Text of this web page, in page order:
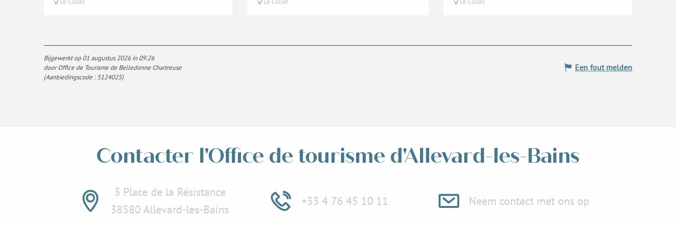
Bijgewerkt op 01 augustus 2026 in 09:26
door Office de Tourisme de Belledonne Chartreuse
(Aanbiedingscode :5124025)
Een fout melden
Contacter l'Office de tourisme d'Allevard-les-Bains
3 Place de la Résistance
38580 Allevard-les-Bains
+33 4 76 45 10 11 Neem contact met ons op